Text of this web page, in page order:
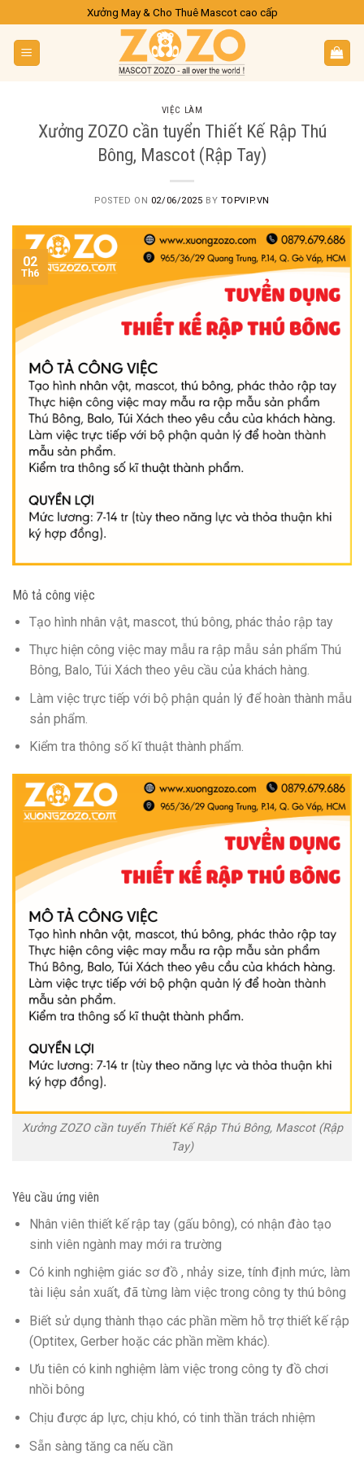
content
Xưởng May & Cho Thuê Mascot cao cấp
VIỆC LÀM
Xưởng ZOZO cần tuyển Thiết Kế Rập Thú
Bông, Mascot (Rập Tay)
POSTED ON 02/06/2025 BY TOPVIP.VN
02
Th6
Mô tả công việc
Tạo hình nhân vật, mascot, thú bông, phác thảo rập tay
Thực hiện công việc may mẫu ra rập mẫu sản phẩm Thú
Bông, Balo, Túi Xách theo yêu cầu của khách hàng.
Làm việc trực tiếp với bộ phận quản lý để hoàn thành mẫu
sản phẩm.
Kiểm tra thông số kĩ thuật thành phẩm.
Xưởng ZOZO cần tuyển Thiết Kế Rập Thú Bông, Mascot (Rập
Tay)
Yêu cầu ứng viên
Nhân viên thiết kế rập tay (gấu bông), có nhận đào tạo
sinh viên ngành may mới ra trường
Có kinh nghiệm giác sơ đồ , nhảy size, tính định mức, làm
tài liệu sản xuất, đã từng làm việc trong công ty thú bông
Biết sử dụng thành thạo các phần mềm hỗ trợ thiết kế rập
(Optitex, Gerber hoặc các phần mềm khác).
Ưu tiên có kinh nghiệm làm việc trong công ty đồ chơi
nhồi bông
Chịu được áp lực, chịu khó, có tinh thần trách nhiệm
Sẵn sàng tăng ca nếu cần